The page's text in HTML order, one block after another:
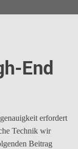
End
erfordert
Technik wir
Beitrag